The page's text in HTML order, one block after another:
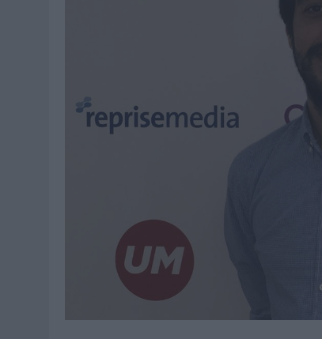
‘ALEXIA PUTELLAS X GALAXY Z FOLD8 – SIN